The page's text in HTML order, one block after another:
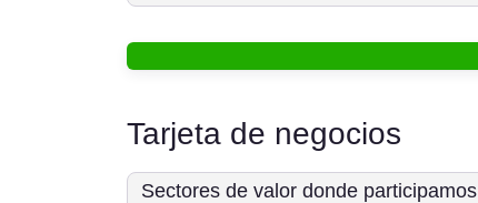
Tarjeta de negocios
Sectores de valor donde participamos